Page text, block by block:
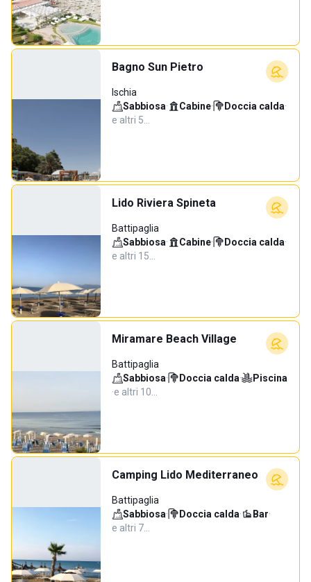
Bagno Sun Pietro
Ischia
Sabbiosa· Cabine· Doccia calda·
e altri 5…
Lido Riviera Spineta
Battipaglia
Sabbiosa· Cabine· Doccia calda·
e altri 15…
Miramare Beach Village
Battipaglia
Sabbiosa· Doccia calda·
Piscina
·e altri 10…
Camping Lido Mediterraneo
Battipaglia
Sabbiosa· Doccia calda· Bar·
e altri 7…